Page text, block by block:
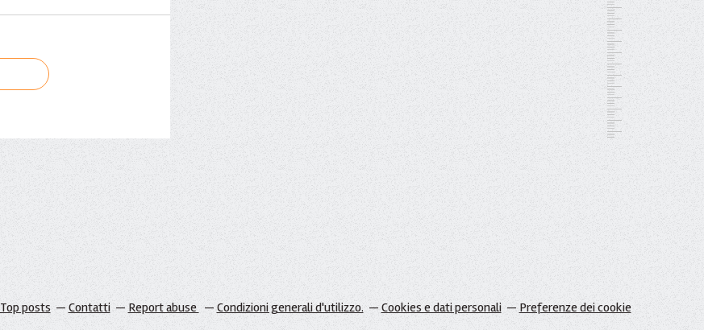
Top posts Contatti Report abuse Condizioni generali d'utilizzo. Cookies e dati personali Preferenze dei cookie